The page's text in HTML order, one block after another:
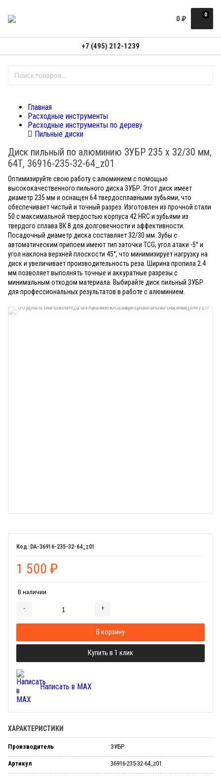
0
0 ₽
+7 (495) 212-1239
Главная
Расходные инструменты
Расходные инструменты по дереву
Пильные диски
Диск пильный по алюминию ЗУБР 235 x 32/30 мм,
64Т, 36916-235-32-64_z01
Оптимизируйте свою работу с алюминием с помощью
высококачественного пильного диска ЗУБР. Этот диск имеет
диаметр 235 мм и оснащен 64 твердосплавными зубьями, что
обеспечивает чистый и точный разрез. Изготовлен из прочной стали
50 с максимальной твердостью корпуса 42 HRC и зубьями из
твердого сплава ВК 8 для долговечности и эффективности.
Посадочный диаметр диска составляет 32/30 мм. Зубы с
автоматическим припоем имеют тип заточки TCG, угол атаки -5° и
угол наклона верхней плоскости 45°, что минимизирует нагрузку на
диск и увеличивает производительность реза. Ширина пропила 2.4
мм позволяет выполнять точные и аккуратные разрезы с
минимальным отходом материала. Выбирайте диск пильный ЗУБР
для профессиональных результатов в работе с алюминием.
DA-36916-235-32-64_z01
1 500 ₽
В наличии
- +
В корзину
Купить в 1 клик
Написать в MAX
ХАРАКТЕРИСТИКИ
Производитель ЗУБР
Артикул 36916-235-32-64_z01